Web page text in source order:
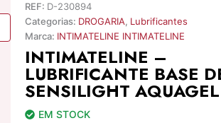
REF: D-230894
Categorias: DROGARIA, Lubrificantes
Marca: INTIMATELINE INTIMATELINE
INTIMATELINE –
LUBRIFICANTE BASE
SENSILIGHT
EM STOCK